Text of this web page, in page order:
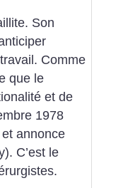
Son
Comme
que le
et de
1978
annonce
C’est le